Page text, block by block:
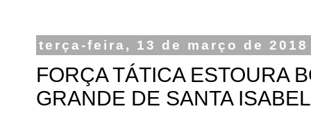
terça-feira, 13 de março de 2018
FORÇA TÁTICA ESTOURA
GRANDE DE SANTA ISABEL